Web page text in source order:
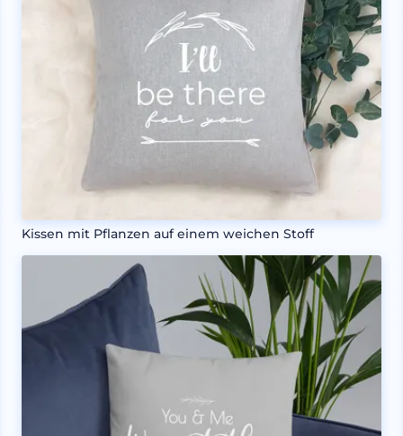
Kissen mit Pflanzen auf einem weichen Stoff